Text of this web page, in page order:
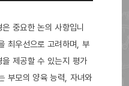
중요한 논의 사항입니
최우선으로 고려하며, 부
제공할 수 있는지 평가
부모의 양육 능력, 자녀와